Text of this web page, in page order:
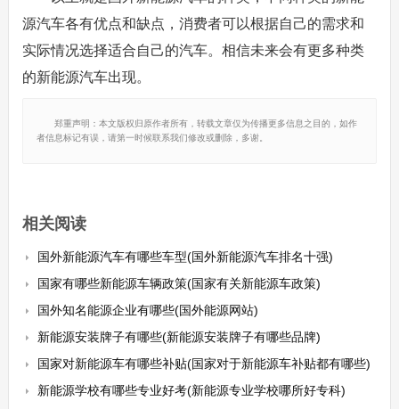
源汽车各有优点和缺点，消费者可以根据自己的需求和
实际情况选择适合自己的汽车。相信未来会有更多种类
的新能源汽车出现。
郑重声明：本文版权归原作者所有，转载文章仅为传播更多信息之目的，如作
者信息标记有误，请第一时候联系我们修改或删除，多谢。
相关阅读
国外新能源汽车有哪些车型(国外新能源汽车排名十强)
国家有哪些新能源车辆政策(国家有关新能源车政策)
国外知名能源企业有哪些(国外能源网站)
新能源安装牌子有哪些(新能源安装牌子有哪些品牌)
国家对新能源车有哪些补贴(国家对于新能源车补贴都有哪些)
新能源学校有哪些专业好考(新能源专业学校哪所好专科)